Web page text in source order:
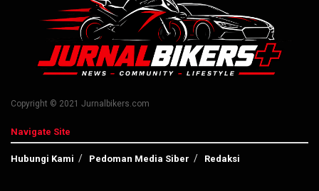
Copyright © 2021 Jurnalbikers.com
Navigate Site
Hubungi Kami Pedoman Media Siber Redaksi